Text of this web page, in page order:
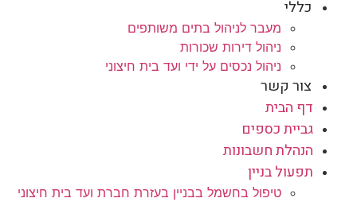
כללי
מעבר לניהול בתים משותפים
ניהול דירות שכורות
ניהול נכסים על ידי ועד בית חיצוני
צור קשר
דף הבית
גביית כספים
הנהלת חשבונות
תפעול בניין
טיפול בחשמל בבניין בעזרת חברת ועד בית חיצוני